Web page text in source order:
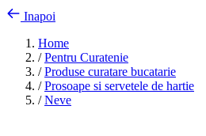
Inapoi
Home
/ Pentru Curatenie
/ Produse curatare bucatarie
/ Prosoape si servetele de hartie
/ Neve